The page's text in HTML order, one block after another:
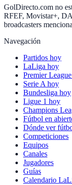
GolDirecto.com no
RFEF, Movistar+,
broadcasters
Navegación
Partidos hoy
LaLiga hoy
Premier
Serie A hoy
Bundesliga hoy
Ligue 1 hoy
Champions
Fútbol en
Dónde ver
Competiciones
Equipos
Canales
Jugadores
Guías
Calendario